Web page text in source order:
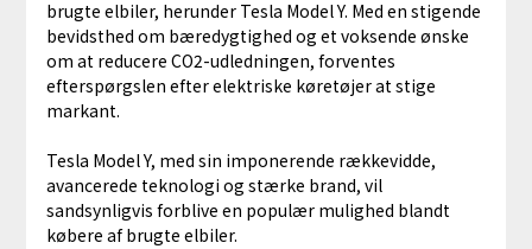
brugte elbiler, herunder Tesla Model Y. Med en stigende
bevidsthed om bæredygtighed og et voksende ønske
om at reducere CO2-udledningen, forventes
efterspørgslen efter elektriske køretøjer at stige
markant.
Tesla Model Y, med sin imponerende rækkevidde,
avancerede teknologi og stærke brand, vil
sandsynligvis forblive en populær mulighed blandt
købere af brugte elbiler.